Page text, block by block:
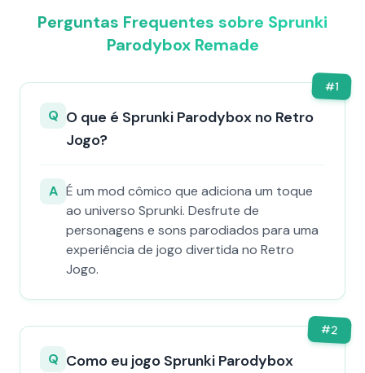
Perguntas Frequentes sobre Sprunki
Parodybox Remade
#1
Q O que é Sprunki Parodybox no Retro
Jogo?
A É um mod cômico que adiciona um toque
ao universo Sprunki. Desfrute de
personagens e sons parodiados para uma
experiência de jogo divertida no Retro
Jogo.
#2
Q Como eu jogo Sprunki Parodybox